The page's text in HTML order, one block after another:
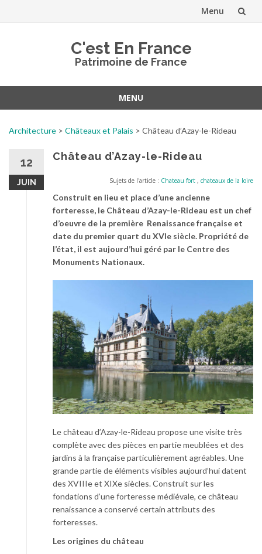
Menu
C'est En France
Patrimoine de France
MENU
Architecture > Châteaux et Palais > Château d’Azay-le-Rideau
12
JUIN
Château d’Azay-le-Rideau
Sujets de l'article : Chateau fort , chateaux de la loire
Construit en lieu et place d’une ancienne
forteresse, le Château d’Azay-le-Rideau est un chef
d’oeuvre de la première Renaissance française et
date du premier quart du XVIe siècle. Propriété de
l’état, il est aujourd’hui géré par le Centre des
Monuments Nationaux.
Le château d’Azay-le-Rideau propose une visite très
complète avec des pièces en partie meublées et des
jardins à la française particulièrement agréables. Une
grande partie de éléments visibles aujourd’hui datent
des XVIIIe et XIXe siècles. Construit sur les
fondations d’une forteresse médiévale, ce château
renaissance a conservé certain attributs des
forteresses.
Les origines du château